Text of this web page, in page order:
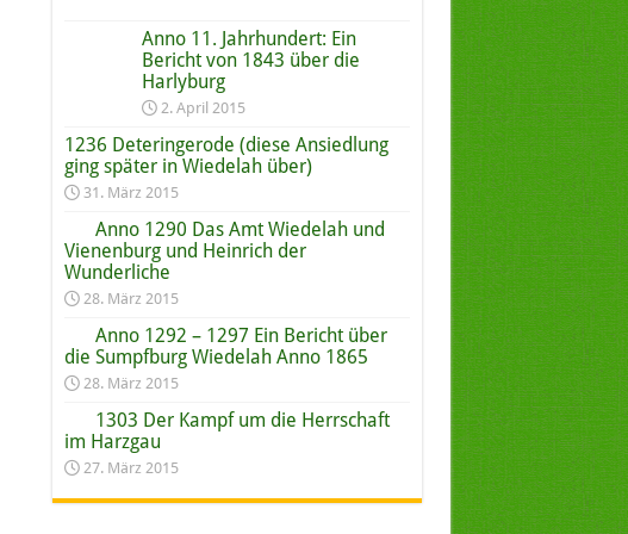
Anno 11. Jahrhundert: Ein
Bericht von 1843 über die
Harlyburg
2. April 2015
1236 Deteringerode (diese Ansiedlung
ging später in Wiedelah über)
31. März 2015
Anno 1290 Das Amt Wiedelah und
Vienenburg und Heinrich der
Wunderliche
28. März 2015
Anno 1292 – 1297 Ein Bericht über
die Sumpfburg Wiedelah Anno 1865
28. März 2015
1303 Der Kampf um die Herrschaft
im Harzgau
27. März 2015